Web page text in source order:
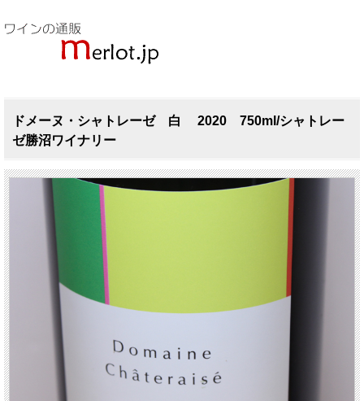
ドメーヌ・シャトレーゼ 白 2020 750ml/シャトレー
ゼ勝沼ワイナリー